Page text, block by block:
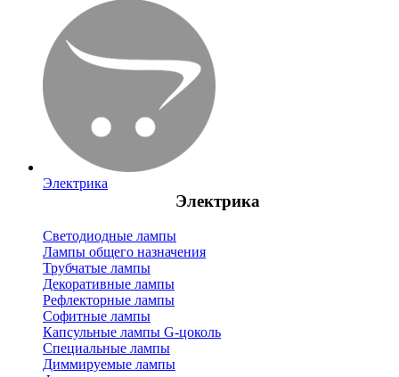
Электрика
Электрика
Светодиодные лампы
Лампы общего назначения
Трубчатые лампы
Декоративные лампы
Рефлекторные лампы
Софитные лампы
Капсульные лампы G-цоколь
Специальные лампы
Диммируемые лампы